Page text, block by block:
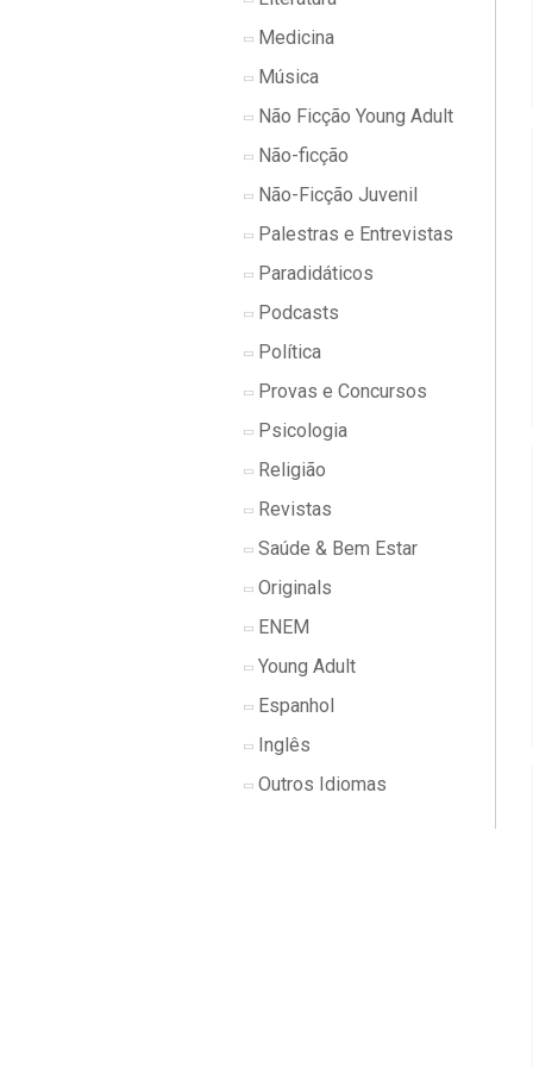
Medicina
Música
Não Ficção Young Adult
Não-ficção
Não-Ficção Juvenil
Palestras e Entrevistas
Paradidáticos
Podcasts
Política
Provas e Concursos
Psicologia
Religião
Revistas
Saúde & Bem Estar
Originals
ENEM
Young Adult
Espanhol
Inglês
Outros Idiomas